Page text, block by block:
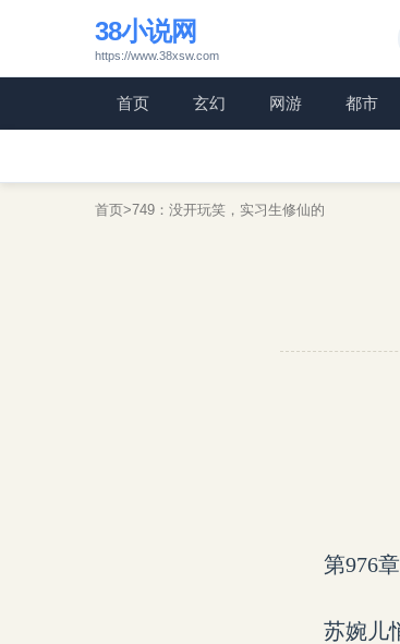
38小说网
https://www.38xsw.com
首页 玄幻 网游 都市
首页>749：没开玩笑，实习生修仙的
第976
苏婉儿